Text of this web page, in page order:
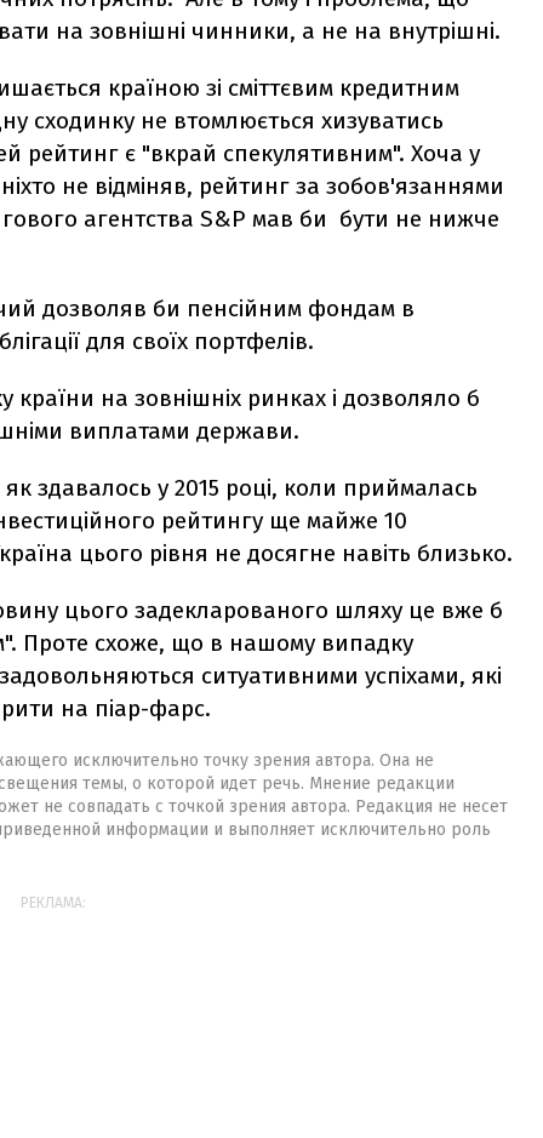
на зовнішні чинники, а не на внутрішні.
країною зі сміттєвим кредитним
cходинку не втомлюється хизуватись
рейтинг є "вкрай спекулятивним". Хоча у
не відміняв, рейтинг за зобов'язаннями
агентства S&P мав би бути не нижче
дозволяв би пенсійним фондам в
для своїх портфелів.
країни на зовнішніх ринках і дозволяло б
виплатами держави.
здавалось у 2015 році, коли приймалась
рейтингу ще майже 10
цього рівня не досягне навіть близько.
цього задекларованого шляху це вже б
Проте схоже, що в нашому випадку
ситуативними успіхами, які
на піар-фарс.
исключительно точку зрения автора. Она не
темы, о которой идет речь. Мнение редакции
не совпадать с точкой зрения автора. Редакция не несет
информации и выполняет исключительно роль
РЕКЛАМА: